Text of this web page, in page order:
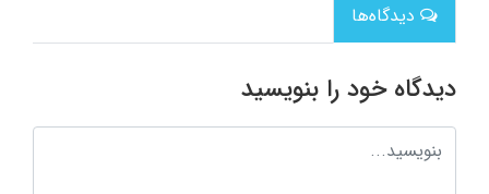
دیدگاه‌ها
دیدگاه خود را بنویسید